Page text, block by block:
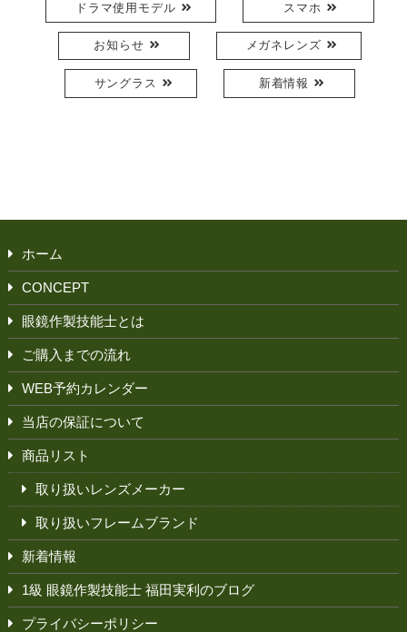
ドラマ使用モデル スマホ
お知らせ メガネレンズ
サングラス 新着情報
ホーム
CONCEPT
眼鏡作製技能士とは
ご購入までの流れ
WEB予約カレンダー
当店の保証について
商品リスト
取り扱いレンズメーカー
取り扱いフレームブランド
新着情報
1級 眼鏡作製技能士 福田実利のブログ
プライバシーポリシー